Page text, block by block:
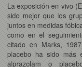
La exposición en vivo
sido mejor que los
juntos en medidas
como en el
citado en Marks,
placebo ha sido más
alprazolam o